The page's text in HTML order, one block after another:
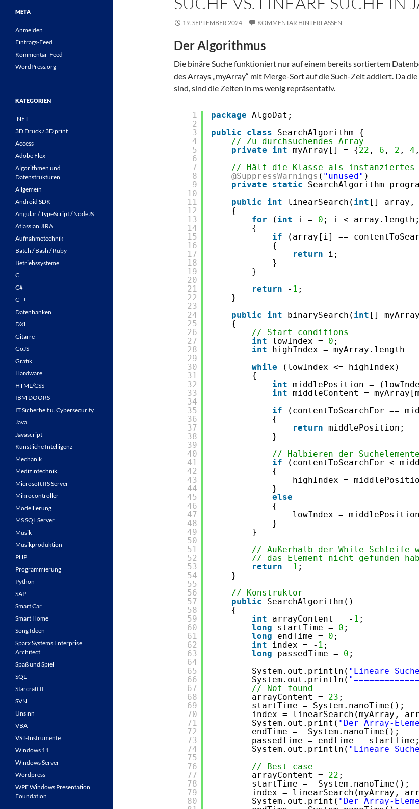
19. SEPTEMBER 2024 KOMMENTAR HINTERLASSEN
Der Algorithmus
Die binäre Suche funktioniert nur auf einem bereits sortiertem
des Arrays „myArray“ mit Merge-Sort auf die Such-Zeit addiert. Da
sind, sind die Zeiten in ms wenig repräsentativ.
1
2
3
4
5
6
7
8
9
10
11
12
13
14
15
16
17
18
19
20
21
22
23
24
25
26
27
28
29
30
31
32
33
34
35
36
37
38
39
40
41
42
43
44
45
46
47
48
49
50
51
52
53
54
55
56
57
58
59
60
61
62
63
64
65
66
67
68
69
70
71
72
73
74
75
76
77
78
79
80
package AlgoDat;
public
class
SearchAlgorithm {
// Zu durchsuchendes Array
private
int myArray[] = {22 , 6 , 2 , 4
// Hält die Klasse als instanziertes
@SuppressWarnings ( "unused" )
private
static
SearchAlgorithm
public
int linearSearch( int [] array,
{
for
( int i = 0 ; i <
{
if
(array[i] ==
{
return
i;
}
}
return
- 1 ;
}
public
int binarySearch( int []
{
// Start conditions
int
lowIndex = 0 ;
int
highIndex = myArray.length -
while
(lowIndex <= highIndex)
{
int middlePosition =
int middleContent =
if
(contentToSearchFor ==
{
return middlePosition;
}
// Halbieren der Suchelemente
if
(contentToSearchFor <
{
highIndex =
}
else
{
lowIndex =
}
}
// Außerhalb der While-Schleife
// das Element nicht gefunden
return
- 1 ;
}
// Konstruktor
public
SearchAlgorithm()
{
int
arrayContent = - 1 ;
long
startTime = 0 ;
long
endTime = 0 ;
int
index = - 1 ;
long
passedTime = 0 ;
System.out.println( "Lineare
System.out.println(
// Not found
arrayContent = 23 ;
startTime = System.nanoTime();
index = linearSearch(myArray,
System.out.print( "Der Array-
endTime =  System.nanoTime();
passedTime = endTime - startTime;
System.out.println( "Lineare
// Best case
arrayContent = 22 ;
startTime =  System.nanoTime();
index = linearSearch(myArray,
System.out.print( "Der Array-
META
Anmelden
Eintrags-Feed
Kommentar-Feed
WordPress.org
KATEGORIEN
.NET
3D Druck / 3D print
Access
Adobe Flex
Algorithmen und
Datenstrukturen
Allgemein
Android SDK
Angular / TypeScript / NodeJS
Atlassian JIRA
Aufnahmetechnik
Batch / Bash / Ruby
Betriebssysteme
C
C#
C++
Datenbanken
DXL
Gitarre
GoJS
Grafik
Hardware
HTML/CSS
IBM DOORS
IT Sicherheit u. Cybersecurity
Java
Javascript
Künstliche Intelligenz
Mechanik
Medizintechnik
Microsoft IIS Server
Mikrocontroller
Modellierung
MS SQL Server
Musik
Musikproduktion
PHP
Programmierung
Python
SAP
Smart Car
Smart Home
Song Ideen
Sparx Systems Enterprise
Architect
Spaß und Spiel
SQL
Starcraft II
SVN
Unsinn
VBA
VST-Instrumente
Windows 11
Windows Server
Wordpress
WPF Windows Presentation
Foundation